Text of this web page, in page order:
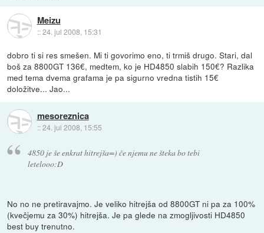
Meizu
::24. jul 2008, 15:31
dobro ti si res smešen. Mi ti govorimo eno, ti trmiš drugo. Stari, dal
boš za 8800GT 136€, medtem, ko je HD4850 slabih 150€? Razlika
med tema dvema grafama je pa sigurno vredna tistih 15€
doložitve... Jao...
mesoreznica
::24. jul 2008, 15:55
4850 je še enkrat hitrejša=) če njemu ne šteka bo tebi
letelooo:D
No no ne pretiravajmo. Je veliko hitrejša od 8800GT ni pa za 100%
(kvečjemu za 30%) hitrejša. Je pa glede na zmogljivosti HD4850
best buy trenutno.